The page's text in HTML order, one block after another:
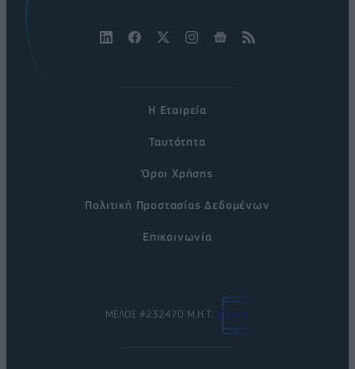
Η Εταιρεία
Ταυτότητα
Όροι Χρήσης
Πολιτική Προστασίας Δεδομένων
Επικοινωνία
ΜΕΛΟΣ #232470 Μ.Η.Τ.